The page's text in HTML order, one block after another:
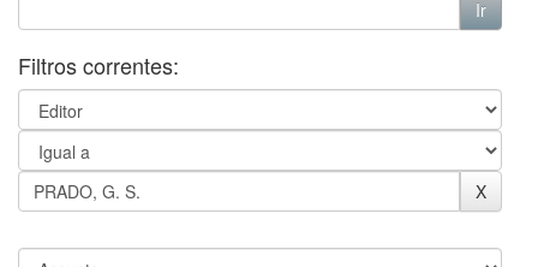
Filtros correntes: